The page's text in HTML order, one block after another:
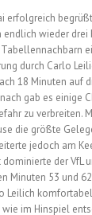
erfolgreich
wieder drei
durch Carlo
18 Minuten auf
gab es einige
zu verbreiten.
die größte
jedoch am
der VfL
Minuten 53 und
Leilich
im Hinspiel